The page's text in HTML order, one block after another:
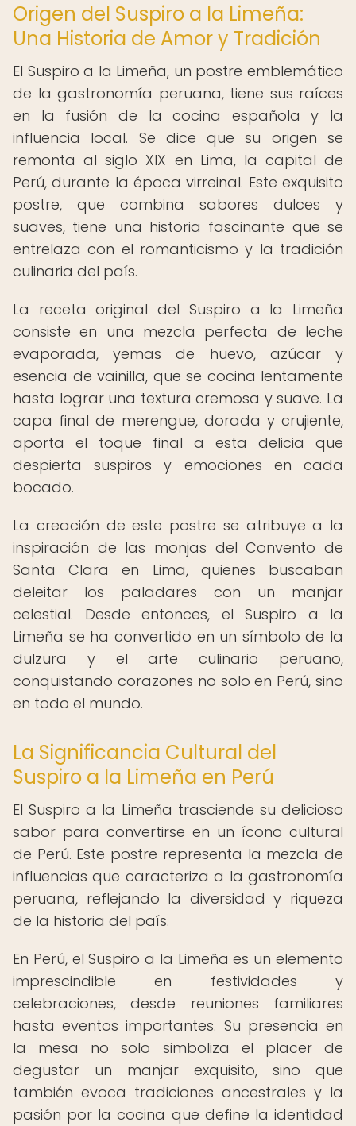
Origen del Suspiro a la Limeña:
Una Historia de Amor y Tradición
El Suspiro a la Limeña, un postre emblemático
de la gastronomía peruana, tiene sus raíces
en la fusión de la cocina española y la
influencia local. Se dice que su origen se
remonta al siglo XIX en Lima, la capital de
Perú, durante la época virreinal. Este exquisito
postre, que combina sabores dulces y
suaves, tiene una historia fascinante que se
entrelaza con el romanticismo y la tradición
culinaria del país.
La receta original del Suspiro a la Limeña
consiste en una mezcla perfecta de leche
evaporada, yemas de huevo, azúcar y
esencia de vainilla, que se cocina lentamente
hasta lograr una textura cremosa y suave. La
capa final de merengue, dorada y crujiente,
aporta el toque final a esta delicia que
despierta suspiros y emociones en cada
bocado.
La creación de este postre se atribuye a la
inspiración de las monjas del Convento de
Santa Clara en Lima, quienes buscaban
deleitar los paladares con un manjar
celestial. Desde entonces, el Suspiro a la
Limeña se ha convertido en un símbolo de la
dulzura y el arte culinario peruano,
conquistando corazones no solo en Perú, sino
en todo el mundo.
La Significancia Cultural del
Suspiro a la Limeña en Perú
El Suspiro a la Limeña trasciende su delicioso
sabor para convertirse en un ícono cultural
de Perú. Este postre representa la mezcla de
influencias que caracteriza a la gastronomía
peruana, reflejando la diversidad y riqueza
de la historia del país.
En Perú, el Suspiro a la Limeña es un elemento
imprescindible en festividades y
celebraciones, desde reuniones familiares
hasta eventos importantes. Su presencia en
la mesa no solo simboliza el placer de
degustar un manjar exquisito, sino que
también evoca tradiciones ancestrales y la
pasión por la cocina que define la identidad